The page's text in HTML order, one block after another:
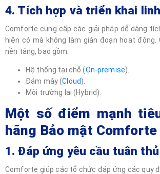
4. Tích hợp và triển khai
Comforte cung cấp các giải pháp dễ dàng
hiện có mà không làm gián đoạn hoạt động.
nền tảng, bao gồm:
Hệ thống tại chỗ (On-premise).
Đám mây (Cloud).
Môi trường lai (Hybrid).
Một số điểm mạnh
hãng Bảo mật Comforte
1. Đáp ứng yêu cầu tuân thủ
Comforte giúp các tổ chức đáp ứng các quy